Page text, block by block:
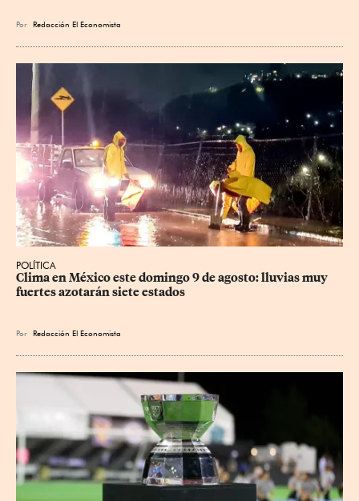
Por Redacción El Economista
POLÍTICA
Clima en México este domingo 9 de agosto: lluvias muy
fuertes azotarán siete estados
Por Redacción El Economista